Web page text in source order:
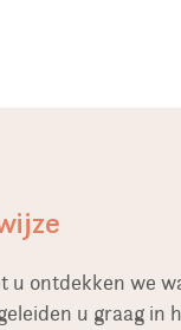
u ontdekken we
u graag in